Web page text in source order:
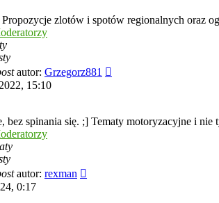
zlotów i spotów regionalnych oraz
autor: Grzegorz881
15:10
bez spinania się. ;] Tematy motoryzacyjne i nie
autor: rexman
0:17